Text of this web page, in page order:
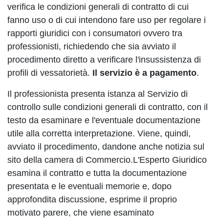
verifica le condizioni generali di contratto di cui
fanno uso o di cui intendono fare uso per regolare i
rapporti giuridici con i consumatori ovvero tra
professionisti, richiedendo che sia avviato il
procedimento diretto a verificare l'insussistenza di
profili di vessatorietà. Il servizio è a pagamento.
Il professionista presenta istanza al Servizio di
controllo sulle condizioni generali di contratto, con il
testo da esaminare e l'eventuale documentazione
utile alla corretta interpretazione. Viene, quindi,
avviato il procedimento, dandone anche notizia sul
sito della camera di Commercio.L'Esperto Giuridico
esamina il contratto e tutta la documentazione
presentata e le eventuali memorie e, dopo
approfondita discussione, esprime il proprio
motivato parere, che viene esaminato